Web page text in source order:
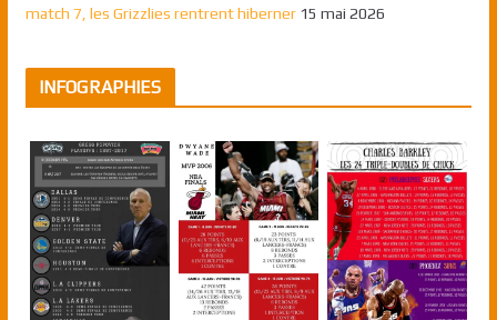
match 7, les Grizzlies rentrent hiberner 15 mai 2026
INFOGRAPHIES